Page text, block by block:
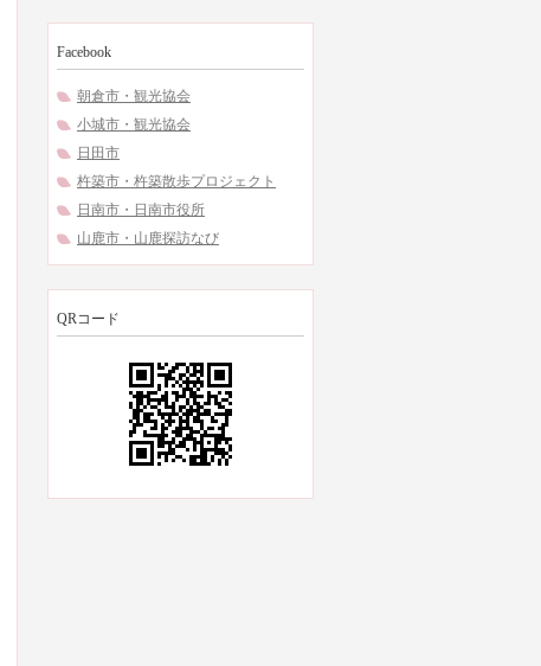
Facebook
朝倉市・観光協会
小城市・観光協会
日田市
杵築市・杵築散歩プロジェクト
日南市・日南市役所
山鹿市・山鹿探訪なび
QRコード